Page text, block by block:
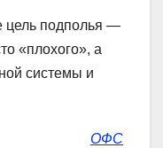
цель подполья —
«плохого», а
системы и
ОФС